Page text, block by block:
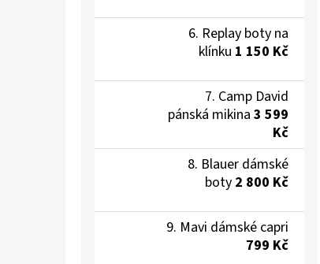
Replay boty na
klínku 1 150 Kč
Camp David
pánská mikina 3 599
Kč
Blauer dámské
boty 2 800 Kč
Mavi dámské capri
799 Kč